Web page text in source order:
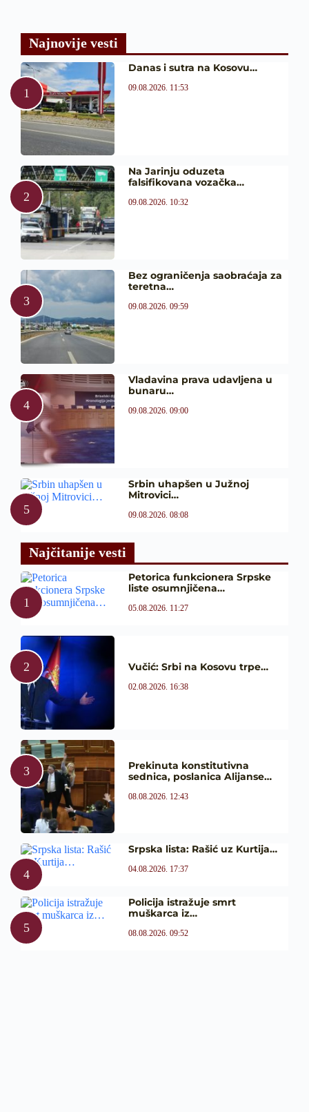
Najnovije vesti
Danas i sutra na Kosovu…
09.08.2026. 11:53
Na Jarinju oduzeta
falsifikovana vozačka…
09.08.2026. 10:32
Bez ograničenja saobraćaja za
teretna…
09.08.2026. 09:59
Vladavina prava udavljena u
bunaru…
09.08.2026. 09:00
Srbin uhapšen u Južnoj
Mitrovici…
09.08.2026. 08:08
Najčitanije vesti
Petorica funkcionera Srpske
liste osumnjičena…
05.08.2026. 11:27
Vučić: Srbi na Kosovu trpe…
02.08.2026. 16:38
Prekinuta konstitutivna
sednica, poslanica Alijanse…
08.08.2026. 12:43
Srpska lista: Rašić uz Kurtija…
04.08.2026. 17:37
Policija istražuje smrt
muškarca iz…
08.08.2026. 09:52